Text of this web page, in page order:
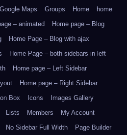
Google Maps Groups Home
home
– animated
Home page – Blog
Home Page – Blog with ajax
Home Page – both sidebars in left
Home page – Left Sidebar
Home page – Right Sidebar
Box Icons
Images Gallery
Lists Members
My Account
No Sidebar Full Width
Page Builder